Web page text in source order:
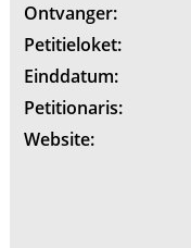
Ontvanger:
Petitieloket:
Einddatum:
Petitionaris:
Website: